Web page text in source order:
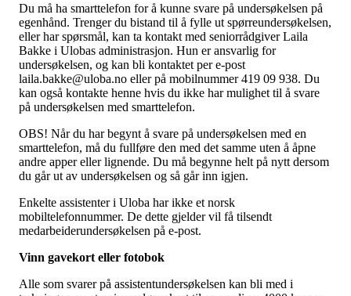
Du må ha smarttelefon for å kunne svare på undersøkelsen på
egenhånd. Trenger du bistand til å fylle ut spørreundersøkelsen,
eller har spørsmål, kan ta kontakt med seniorrådgiver Laila
Bakke i Ulobas administrasjon. Hun er ansvarlig for
undersøkelsen, og kan bli kontaktet per e-post
laila.bakke@uloba.no eller på mobilnummer 419 09 938. Du
kan også kontakte henne hvis du ikke har mulighet til å svare
på undersøkelsen med smarttelefon.
OBS! Når du har begynt å svare på undersøkelsen med en
smarttelefon, må du fullføre den med det samme uten å åpne
andre apper eller lignende. Du må begynne helt på nytt dersom
du går ut av undersøkelsen og så går inn igjen.
Enkelte assistenter i Uloba har ikke et norsk
mobiltelefonnummer. De dette gjelder vil få tilsendt
medarbeiderundersøkelsen på e-post.
Vinn gavekort eller fotobok
Alle som svarer på assistentundersøkelsen kan bli med i